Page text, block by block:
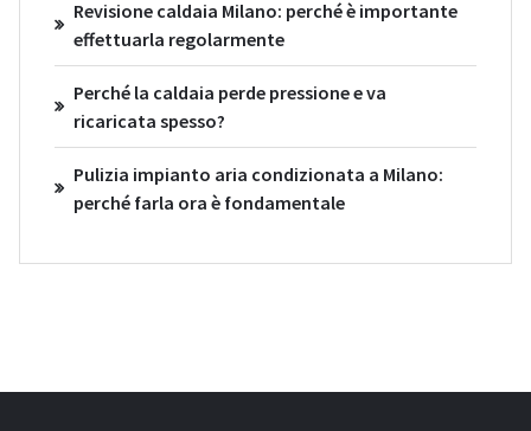
Revisione caldaia Milano: perché è importante
effettuarla regolarmente
Perché la caldaia perde pressione e va
ricaricata spesso?
Pulizia impianto aria condizionata a Milano:
perché farla ora è fondamentale